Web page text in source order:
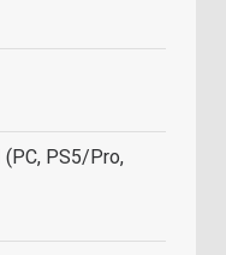
(PC, PS5/Pro,